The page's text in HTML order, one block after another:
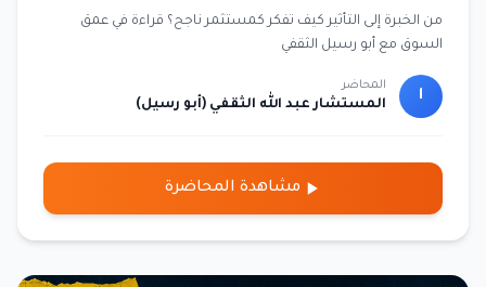
الثقفي
من الخبرة إلى التأثير كيف تفكر كمستثمر ناجح؟ قراءة في عمق
السوق مع أبو رسيل الثقفي
ا
المحاضر
المستشار عبد الله الثقفي (أبو رسيل)
مشاهدة المحاضرة